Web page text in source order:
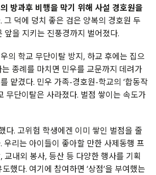
방과후 비행을 막기 위해 사설 경호원을
. 그 덕에 덩치 좋은 검은 양복의 경호원 두
앞을 지키는 진풍경까지 벌어졌다.
의 학교 무단이탈 방지, 하교 후에는 집으
종례를 마치면 민우를 교문까지 데려가
맡겼다. 민우 가족-경호원-학교의 ‘합동작
무단이탈은 사라졌다. 벌점 쌓이는 속도가
다. 고위험 학생에겐 이미 쌓인 벌점을 줄
우리는 아이들이 좋아할 만한 사제동행 프
교내외 봉사, 등산 등 다양한 행사를 기획
했다. 여기에 참여하면 ‘상점‘을 부여했는